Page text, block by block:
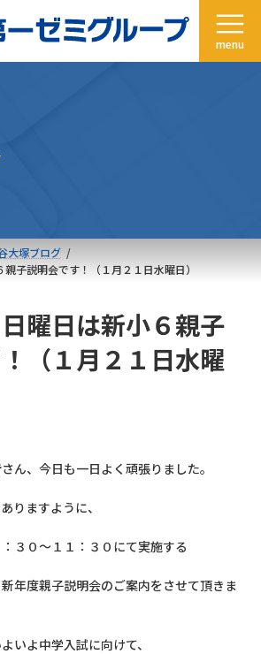
大塚ブログ
子説明会です！（１月２１日水曜日）
曜日は新小６親子
（１月２１日水曜
ん、今日も一日よく頑張りました。
りますように、
３０～１１：３０にて実施する
年度親子説明会のご案内をさせて頂きま
いよ中学入試に向けて、